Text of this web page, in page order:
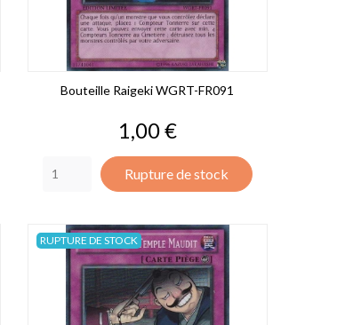
Bouteille Raigeki WGRT-FR091
Prix
1,00 €
Rupture de stock
RUPTURE DE STOCK